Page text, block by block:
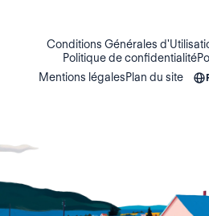
Conditions Générales
Politique de confidentialité
Mentions légalesPlan du site